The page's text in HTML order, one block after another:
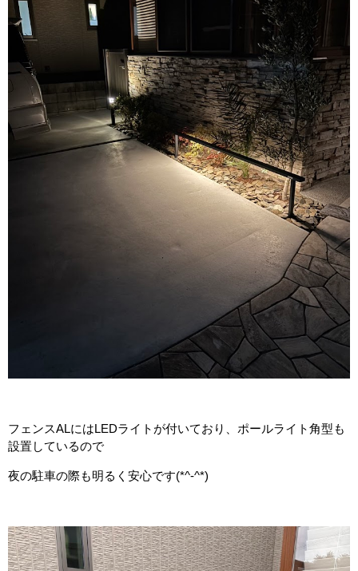
フェンスALにはLEDライトが付いており、ポールライト角型も
設置しているので
夜の駐車の際も明るく安心です(*^-^*)